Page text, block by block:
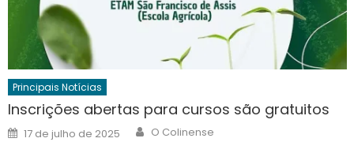
Principais Notícias
Inscrições abertas para cursos são gratuitos
Posted
17 de julho de 2025 Author
O Colinense